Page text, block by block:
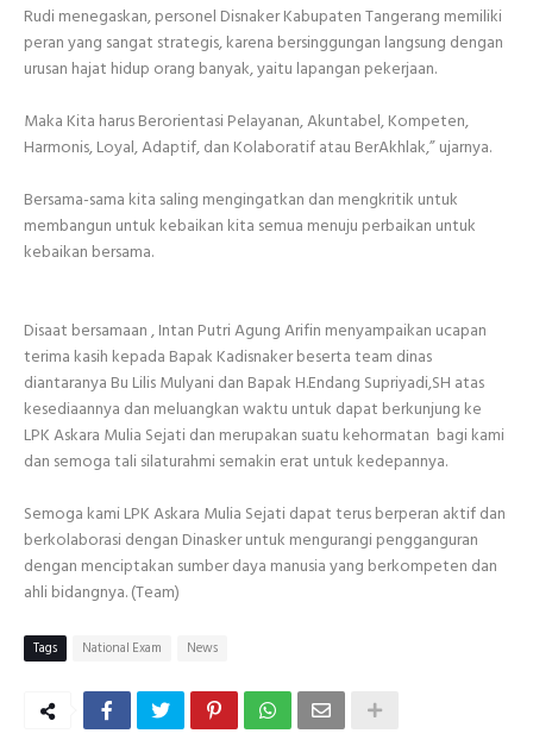
Rudi menegaskan, personel Disnaker Kabupaten Tangerang memiliki
peran yang sangat strategis, karena bersinggungan langsung dengan
urusan hajat hidup orang banyak, yaitu lapangan pekerjaan.
Maka Kita harus Berorientasi Pelayanan, Akuntabel, Kompeten,
Harmonis, Loyal, Adaptif, dan Kolaboratif atau BerAkhlak,” ujarnya.
Bersama-sama kita saling mengingatkan dan mengkritik untuk
membangun untuk kebaikan kita semua menuju perbaikan untuk
kebaikan bersama.
Disaat bersamaan , Intan Putri Agung Arifin menyampaikan ucapan
terima kasih kepada Bapak Kadisnaker beserta team dinas
diantaranya Bu Lilis Mulyani dan Bapak H.Endang Supriyadi,SH atas
kesediaannya dan meluangkan waktu untuk dapat berkunjung ke
LPK Askara Mulia Sejati dan merupakan suatu kehormatan bagi kami
dan semoga tali silaturahmi semakin erat untuk kedepannya.
Semoga kami LPK Askara Mulia Sejati dapat terus berperan aktif dan
berkolaborasi dengan Dinasker untuk mengurangi pengganguran
dengan menciptakan sumber daya manusia yang berkompeten dan
ahli bidangnya. (Team)
Tags National Exam News